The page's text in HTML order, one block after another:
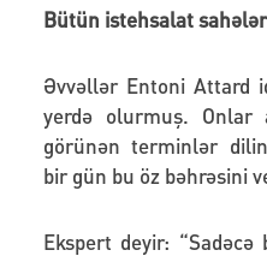
Bütün istehsalat
Əvvəllər Entoni Attard
yerdə olurmuş. Onlar
görünən terminlər
bir gün bu öz bəhrəsini
Ekspert deyir: